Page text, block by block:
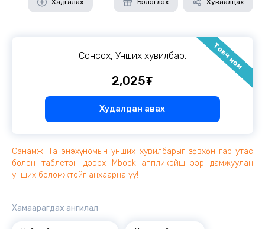
Хадгалах Бэлэглэх Хуваалцах
Товч ном
Сонсох, Унших хувилбар:
2,025₮
Худалдан авах
Санамж: Та энэхүү номын унших хувилбарыг зөвхөн гар утас
болон таблетэн дээрх Mbook аппликэйшнээр дамжуулан
унших боломжтойг анхаарна уу!
Хамаарагдах ангилал